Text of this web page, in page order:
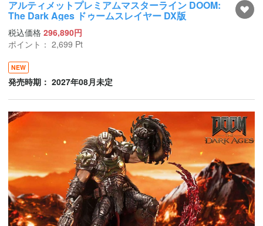
アルティメットプレミアムマスターライン DOOM:
The Dark Ages ドゥームスレイヤー DX版
税込価格 296,890円
ポイント： 2,699 Pt
NEW
発売時期： 2027年08月未定